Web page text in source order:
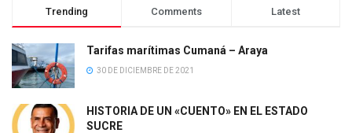
Trending Comments Latest
Tarifas marítimas Cumaná – Araya
30 DE DICIEMBRE DE 2021
HISTORIA DE UN «CUENTO» EN EL ESTADO
SUCRE